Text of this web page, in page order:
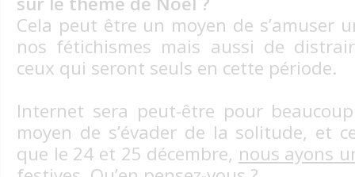
Cela peut être un moyen de s’amuser
nos fétichismes mais aussi de
ceux qui seront seuls en cette période.
Internet sera peut-être pour
moyen de s’évader de la solitude, et
que le 24 et 25 décembre, nous ayons